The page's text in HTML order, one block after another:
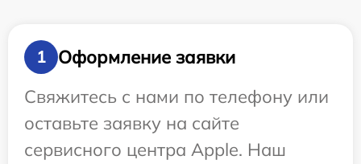
1
Оформление заявки
Свяжитесь с нами по телефону или
оставьте заявку на сайте
сервисного центра Apple. Наш